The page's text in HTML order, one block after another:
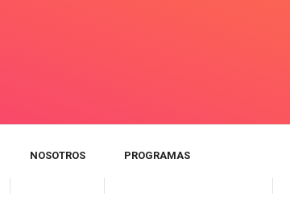
NOSOTROS PROGRAMAS